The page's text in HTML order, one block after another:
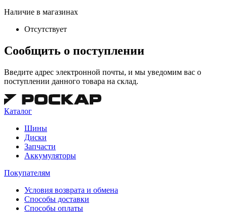
Наличие в магазинах
Отсутствует
Сообщить о поступлении
Введите адрес электронной почты, и мы уведомим вас о
поступлении данного товара на склад.
Каталог
Шины
Диски
Запчасти
Аккумуляторы
Покупателям
Условия возврата и обмена
Способы доставки
Способы оплаты